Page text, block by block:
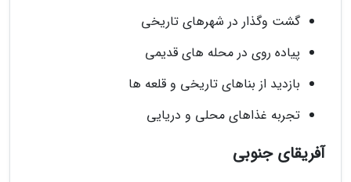
گشت وگذار در شهرهای تاریخی
پیاده روی در محله های قدیمی
بازدید از بناهای تاریخی و قلعه ها
تجربه غذاهای محلی و دریایی
آفریقای جنوبی